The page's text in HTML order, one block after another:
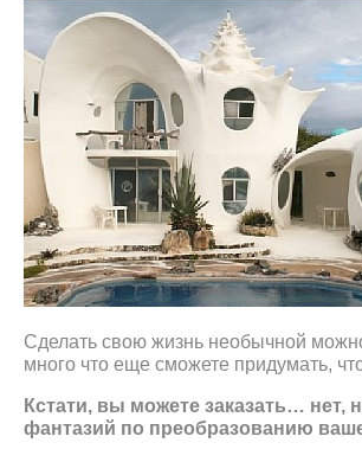
Сделать свою жизнь необычной
много что еще сможете придумать,
Кстати, вы можете заказать…
фантазий по преобразованию